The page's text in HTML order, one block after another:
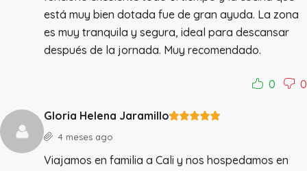
está muy bien dotada fue de gran ayuda. La zona
es muy tranquila y segura, ideal para descansar
después de la jornada. Muy recomendado.
0 0
Gloria Helena Jaramillo
4 meses ago
Viajamos en familia a Cali y nos hospedamos en